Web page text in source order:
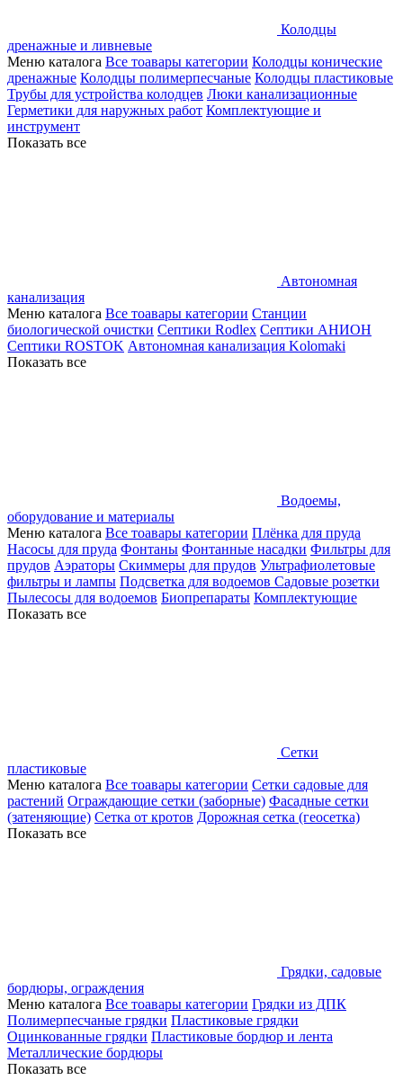
Колодцы
дренажные и ливневые
Меню каталога Все тоавары категории Колодцы конические
дренажные Колодцы полимерпесчаные Колодцы пластиковые
Трубы для устройства колодцев Люки канализационные
Герметики для наружных работ Комплектующие и
инструмент
Показать все
Автономная
канализация
Меню каталога Все тоавары категории Станции
биологической очистки Септики Rodlex Септики АНИОН
Септики ROSTOK Автономная канализация Kolomaki
Показать все
Водоемы,
оборудование и материалы
Меню каталога Все тоавары категории Плёнка для пруда
Насосы для пруда Фонтаны Фонтанные насадки Фильтры для
прудов Аэраторы Скиммеры для прудов Ультрафиолетовые
фильтры и лампы Подсветка для водоемов Садовые розетки
Пылесосы для водоемов Биопрепараты Комплектующие
Показать все
Сетки
пластиковые
Меню каталога Все тоавары категории Сетки садовые для
растений Ограждающие сетки (заборные) Фасадные сетки
(затеняющие) Сетка от кротов Дорожная сетка (геосетка)
Показать все
Грядки, садовые
бордюры, ограждения
Меню каталога Все тоавары категории Грядки из ДПК
Полимерпесчаные грядки Пластиковые грядки
Оцинкованные грядки Пластиковые бордюр и лента
Металлические бордюры
Показать все